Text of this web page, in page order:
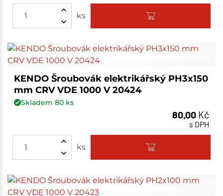
ks
KENDO Šroubovák elektrikářský PH3x150
mm CRV VDE 1000 V 20424
Skladem 80ks
80,00 Kč
s DPH
ks